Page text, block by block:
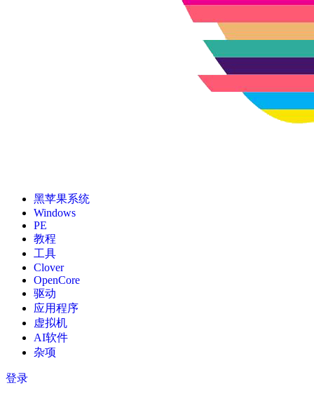
黑苹果系统
Windows
PE
教程
工具
Clover
OpenCore
驱动
应用程序
虚拟机
AI软件
杂项
登录